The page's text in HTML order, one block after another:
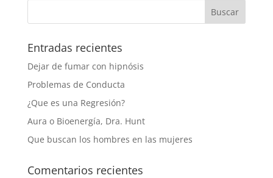
Entradas recientes
Dejar de fumar con hipnósis
Problemas de Conducta
¿Que es una Regresión?
Aura o Bioenergía, Dra. Hunt
Que buscan los hombres en las mujeres
Comentarios recientes